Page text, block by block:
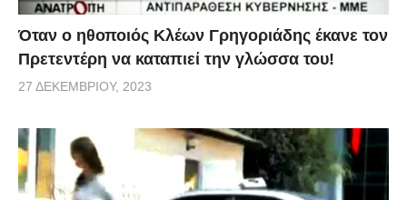
Όταν ο ηθοποιός Κλέων Γρηγοριάδης έκανε τον
Πρετεντέρη να καταπιεί την γλώσσα του!
27 ΔΕΚΕΜΒΡΊΟΥ, 2023